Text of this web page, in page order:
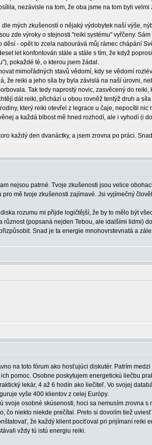
nezávisle na tom, že oba jsme na tom byli
mých zkušeností o nějaký výdobytek naší výše,
zde výroky o stejnosti "reiki systému" vyřčeny.
- opět to zcela nabourává můj rámec chápání
let konfontován stále a stále s tím, že když
pokaždé té, o kterou jsem žádal.
mimořádných stavů vědomí, kdy se vědomí
že reiki a jeho síla by byla závislá na naší úrovni,
Tak tedy naprostý novic, zasvěcený do
dát reiki, přichází u obou rovněž tentýž druh a
který reiki otevřel z legrace u čaje, nepocítil nic
a každá blbost mě hned rozhodí, ale i vyhodí (i
každý den dvanáctky, a jsem zrovna po práci.
nejsou patrné. Tvoje zkušenosti jsou velice
mě tvoje zkušenosti zajímavé. Jsi vyjímečný
rozumu mi přijde logičtější, že by to mělo být
(popsaná nejden Tebou, ale idalšími lidmi)
Snad je ta energie mnohovrstevnatá a
na toto fórum ako hosťujúci diskutér. Patrím
pomoc. Osobne poskytujem energetickú liečbu
lekár, 4 až 6 hodín ako liečiteľ. Vo svojej
vyše 400 klientov z celej Európy.
osobné skúsenosti, hoci sa nemusím zrovna
čo niekto niekde prečítal. Preto si dovolím tiež
že každý klient pociťoval pri prijímaní reiki
vždy tú istú energiu reiki.